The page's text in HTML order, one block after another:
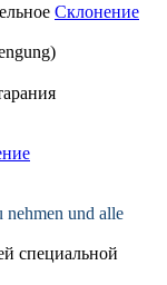
Склонение
nehmen und alle
специальной